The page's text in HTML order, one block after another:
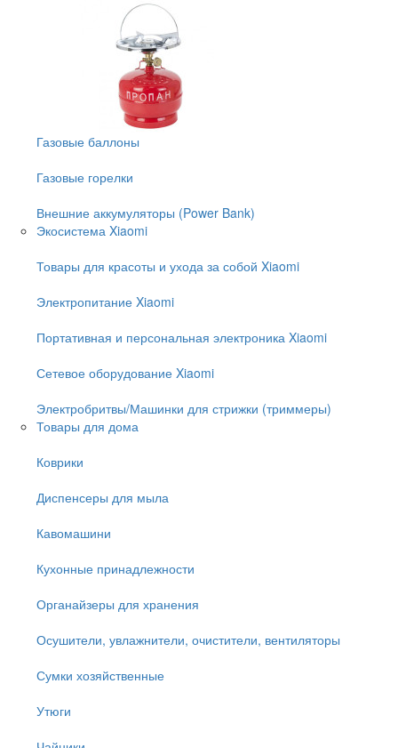
Газовые баллоны
Газовые горелки
Внешние аккумуляторы (Power Bank)
Экосистема Xiaomi
Товары для красоты и ухода за собой Xiaomi
Электропитание Xiaomi
Портативная и персональная электроника Xiaomi
Сетевое оборудование Xiaomi
Электробритвы/Машинки для стрижки (триммеры)
Товары для дома
Коврики
Диспенсеры для мыла
Кавомашини
Кухонные принадлежности
Органайзеры для хранения
Осушители, увлажнители, очистители, вентиляторы
Сумки хозяйственные
Утюги